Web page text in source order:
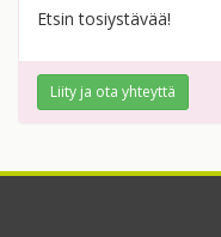
Etsin tosiystävää!
Liity ja ota yhteyttä